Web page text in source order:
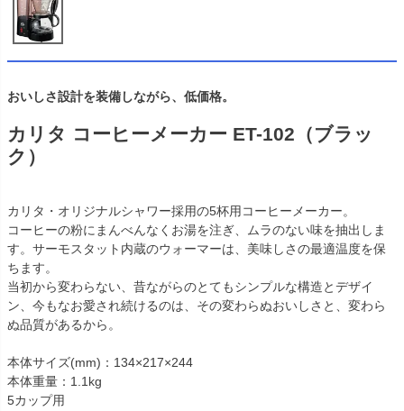
おいしさ設計を装備しながら、低価格。
カリタ コーヒーメーカー ET-102（ブラッ
ク）
カリタ・オリジナルシャワー採用の5杯用コーヒーメーカー。
コーヒーの粉にまんべんなくお湯を注ぎ、ムラのない味を抽出しま
す。サーモスタット内蔵のウォーマーは、美味しさの最適温度を保
ちます。
当初から変わらない、昔ながらのとてもシンプルな構造とデザイ
ン、今もなお愛され続けるのは、その変わらぬおいしさと、変わら
ぬ品質があるから。
本体サイズ(mm)：134×217×244
本体重量：1.1kg
5カップ用